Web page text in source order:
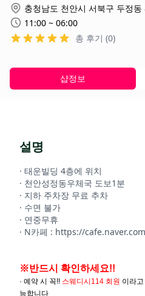
충청남도 천안시 서북구 두정동
11:00 ~ 06:00
총 후기 (0)
샵정보
설명
· 태운빌딩 4층에 위치
· 천안성정동우체국 도보1분
· 지하 주차장 무료 추차
· 수면 불가
· 연중무휴
· N카페 : https://
※반드시 확인하세요!!
· 예약 시 꼭!! 스웨디시114 회원 이라
능합니다